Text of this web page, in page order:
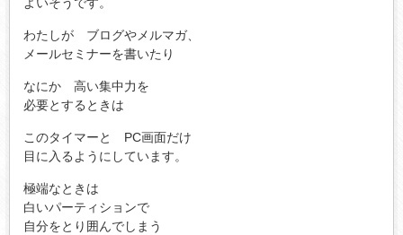
よいそうです。
わたしが ブログやメルマガ、
メールセミナーを書いたり
なにか 高い集中力を
必要とするときは
このタイマーと PC画面だけ
目に入るようにしています。
極端なときは
白いパーティションで
自分をとり囲んでしまう